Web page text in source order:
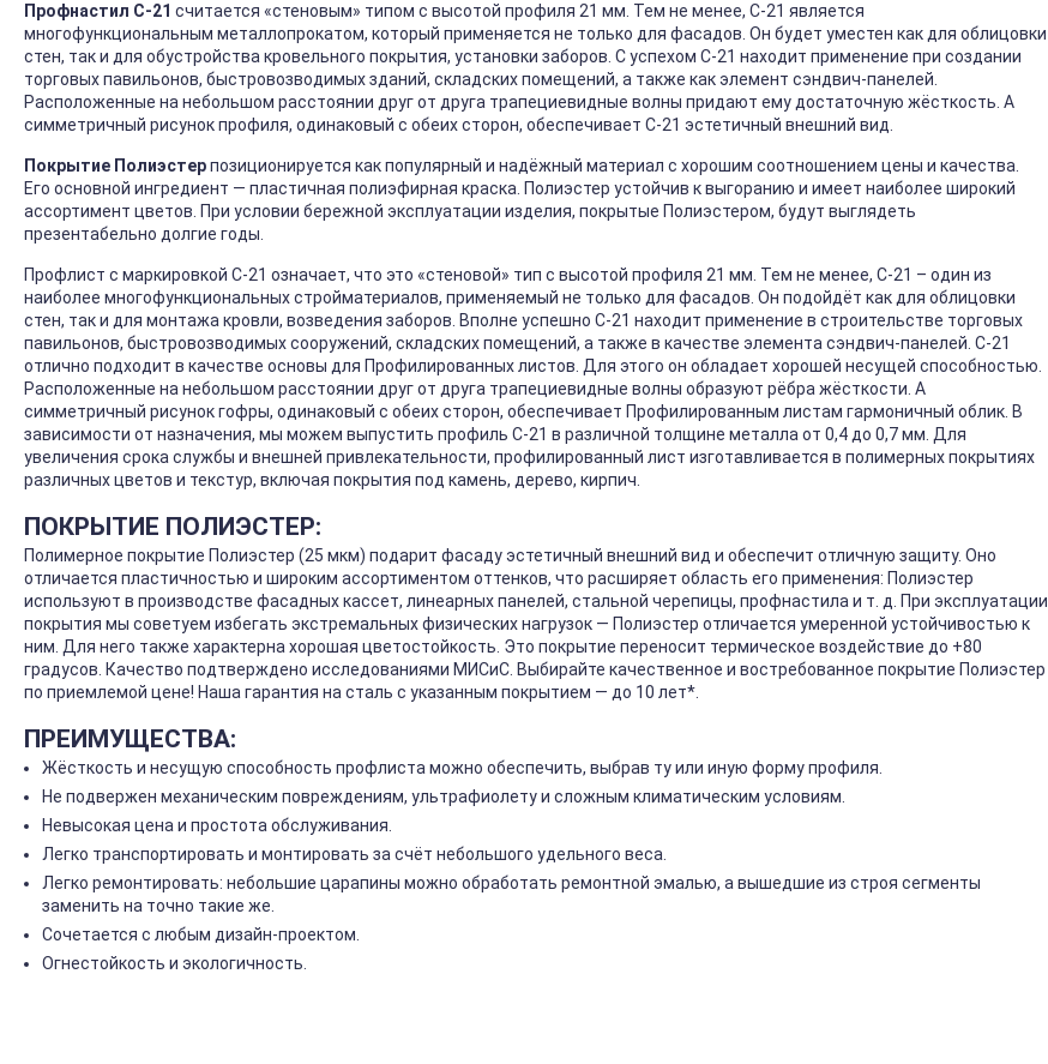
Профнастил С-21 считается «стеновым» типом с высотой профиля 21 мм. Тем не менее, С-21 является
многофункциональным металлопрокатом, который применяется не только для фасадов. Он будет уместен как для облицовки
стен, так и для обустройства кровельного покрытия, установки заборов. С успехом С-21 находит применение при создании
торговых павильонов, быстровозводимых зданий, складских помещений, а также как элемент сэндвич-панелей.
Расположенные на небольшом расстоянии друг от друга трапециевидные волны придают ему достаточную жёсткость. А
симметричный рисунок профиля, одинаковый с обеих сторон, обеспечивает С-21 эстетичный внешний вид.
Покрытие Полиэстерпозиционируется как популярный и надёжный материал с хорошим соотношением цены и качества.
Его основной ингредиент — пластичная полиэфирная краска. Полиэстер устойчив к выгоранию и имеет наиболее широкий
ассортимент цветов. При условии бережной эксплуатации изделия, покрытые Полиэстером, будут выглядеть
презентабельно долгие годы.
Профлист с маркировкой С-21 означает, что это «стеновой» тип с высотой профиля 21 мм. Тем не менее, С-21 – один из
наиболее многофункциональных стройматериалов, применяемый не только для фасадов. Он подойдёт как для облицовки
стен, так и для монтажа кровли, возведения заборов. Вполне успешно С-21 находит применение в строительстве торговых
павильонов, быстровозводимых сооружений, складских помещений, а также в качестве элемента сэндвич-панелей. С-21
отлично подходит в качестве основы для Профилированных листов. Для этого он обладает хорошей несущей способностью.
Расположенные на небольшом расстоянии друг от друга трапециевидные волны образуют рёбра жёсткости. А
симметричный рисунок гофры, одинаковый с обеих сторон, обеспечивает Профилированным листам гармоничный облик. В
зависимости от назначения, мы можем выпустить профиль С-21 в различной толщине металла от 0,4 до 0,7 мм. Для
увеличения срока службы и внешней привлекательности, профилированный лист изготавливается в полимерных покрытиях
различных цветов и текстур, включая покрытия под камень, дерево, кирпич.
ПОКРЫТИЕ ПОЛИЭСТЕР:
Полимерное покрытие Полиэстер (25 мкм) подарит фасаду эстетичный внешний вид и обеспечит отличную защиту. Оно
отличается пластичностью и широким ассортиментом оттенков, что расширяет область его применения: Полиэстер
используют в производстве фасадных кассет, линеарных панелей, стальной черепицы, профнастила и т. д. При эксплуатации
покрытия мы советуем избегать экстремальных физических нагрузок — Полиэстер отличается умеренной устойчивостью к
ним. Для него также характерна хорошая цветостойкость. Это покрытие переносит термическое воздействие до +80
градусов. Качество подтверждено исследованиями МИСиС. Выбирайте качественное и востребованное покрытие Полиэстер
по приемлемой цене! Наша гарантия на сталь с указанным покрытием — до 10 лет*.
ПРЕИМУЩЕСТВА:
Жёсткость и несущую способность профлиста можно обеспечить, выбрав ту или иную форму профиля.
Не подвержен механическим повреждениям, ультрафиолету и сложным климатическим условиям.
Невысокая цена и простота обслуживания.
Легко транспортировать и монтировать за счёт небольшого удельного веса.
Легко ремонтировать: небольшие царапины можно обработать ремонтной эмалью, а вышедшие из строя сегменты
заменить на точно такие же.
Сочетается с любым дизайн-проектом.
Огнестойкость и экологичность.